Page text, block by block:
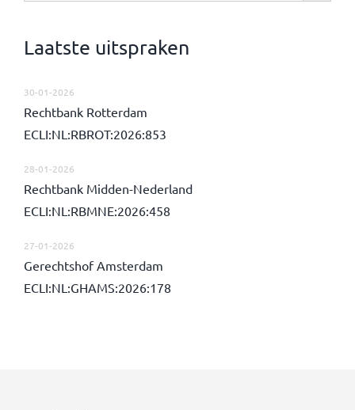
Laatste uitspraken
30-01-2026
Rechtbank Rotterdam
ECLI:NL:RBROT:2026:853
28-01-2026
Rechtbank Midden-Nederland
ECLI:NL:RBMNE:2026:458
27-01-2026
Gerechtshof Amsterdam
ECLI:NL:GHAMS:2026:178